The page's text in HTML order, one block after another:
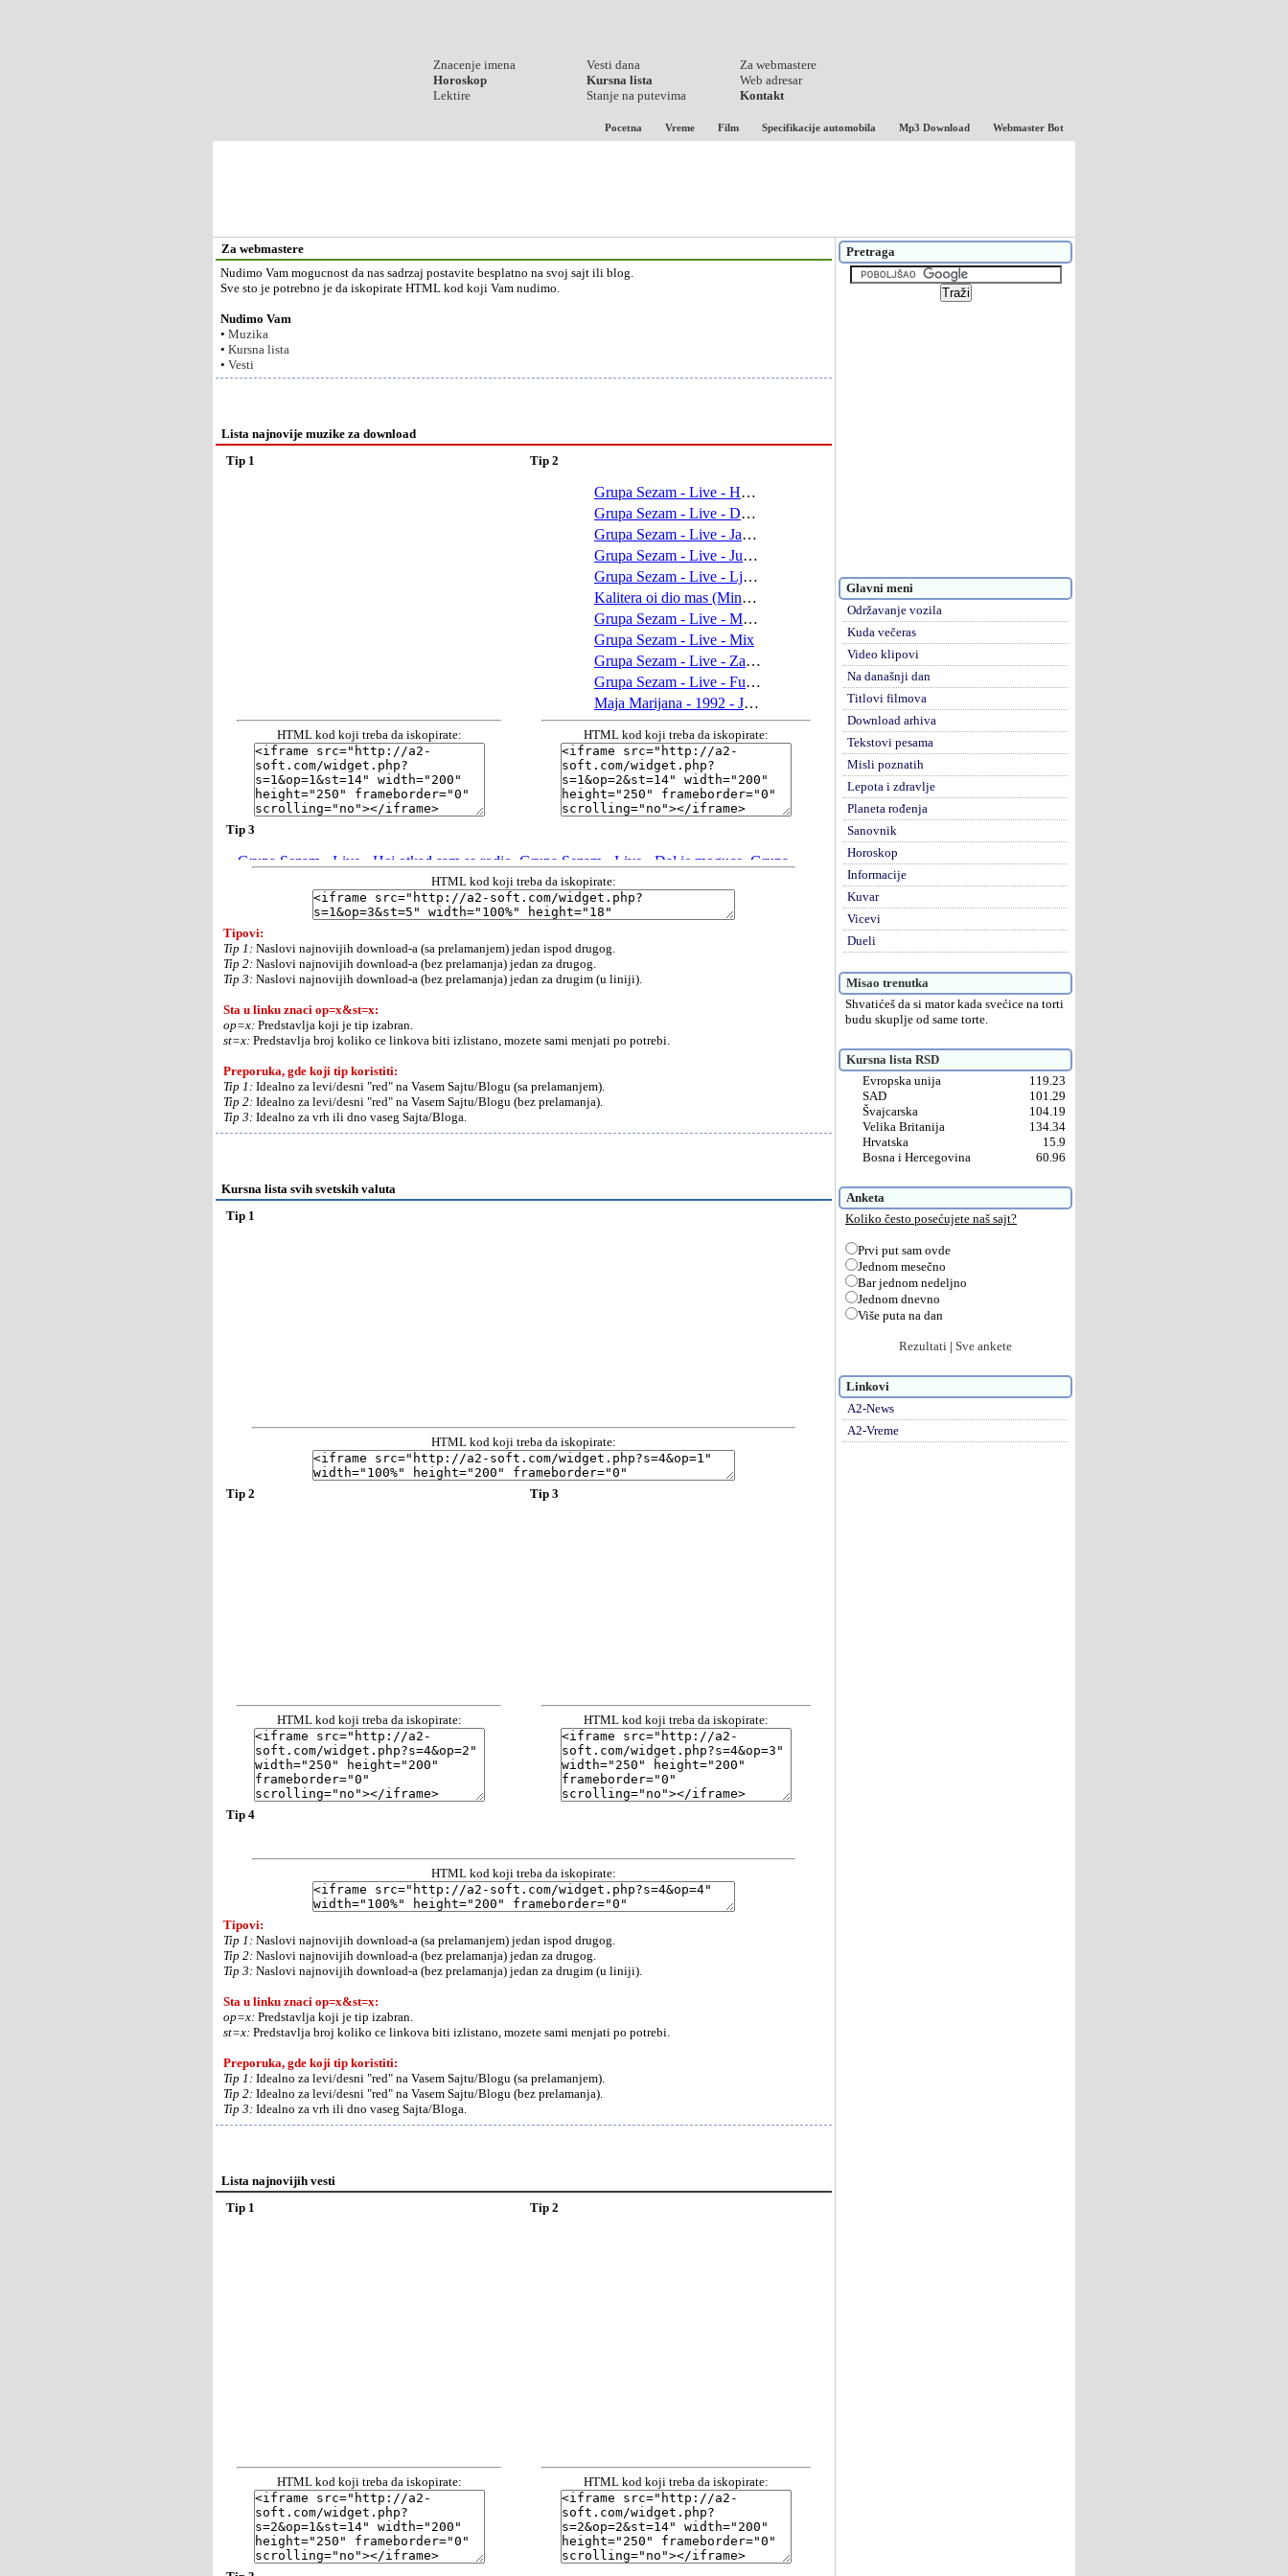
Znacenje imena
Horoskop
Lektire
Vesti dana
Kursna lista
Stanje na putevima
Za webmastere
Web adresar
Kontakt
Pocetna Vreme Film Specifikacije automobila Mp3 Download Webmaster Bot
Za webmastere
Nudimo Vam mogucnost da nas sadrzaj postavite besplatno na svoj sajt ili blog.
Sve sto je potrebno je da iskopirate HTML kod koji Vam nudimo.
Nudimo Vam
• Muzika
• Kursna lista
• Vesti
Lista najnovije muzike za download
Tip 1
HTML kod koji treba da iskopirate:
Tip 2
HTML kod koji treba da iskopirate:
Tip 3
HTML kod koji treba da iskopirate:
Tipovi:
Tip 1: Naslovi najnovijih download-a (sa prelamanjem) jedan ispod drugog.
Tip 2: Naslovi najnovijih download-a (bez prelamanja) jedan za drugog.
Tip 3: Naslovi najnovijih download-a (bez prelamanja) jedan za drugim (u liniji).
Sta u linku znaci op=x&st=x:
op=x: Predstavlja koji je tip izabran.
st=x: Predstavlja broj koliko ce linkova biti izlistano, mozete sami menjati po potrebi.
Preporuka, gde koji tip koristiti:
Tip 1: Idealno za levi/desni "red" na Vasem Sajtu/Blogu (sa prelamanjem).
Tip 2: Idealno za levi/desni "red" na Vasem Sajtu/Blogu (bez prelamanja).
Tip 3: Idealno za vrh ili dno vaseg Sajta/Bloga.
Kursna lista svih svetskih valuta
Tip 1
HTML kod koji treba da iskopirate:
Tip 2
HTML kod koji treba da iskopirate:
Tip 3
HTML kod koji treba da iskopirate:
Tip 4
HTML kod koji treba da iskopirate:
Tipovi:
Tip 1: Naslovi najnovijih download-a (sa prelamanjem) jedan ispod drugog.
Tip 2: Naslovi najnovijih download-a (bez prelamanja) jedan za drugog.
Tip 3: Naslovi najnovijih download-a (bez prelamanja) jedan za drugim (u liniji).
Sta u linku znaci op=x&st=x:
op=x: Predstavlja koji je tip izabran.
st=x: Predstavlja broj koliko ce linkova biti izlistano, mozete sami menjati po potrebi.
Preporuka, gde koji tip koristiti:
Tip 1: Idealno za levi/desni "red" na Vasem Sajtu/Blogu (sa prelamanjem).
Tip 2: Idealno za levi/desni "red" na Vasem Sajtu/Blogu (bez prelamanja).
Tip 3: Idealno za vrh ili dno vaseg Sajta/Bloga.
Lista najnovijih vesti
Tip 1
HTML kod koji treba da iskopirate:
Tip 2
HTML kod koji treba da iskopirate:
Pretraga
Glavni meni
Održavanje vozila
Kuda večeras
Video klipovi
Na današnji dan
Titlovi filmova
Download arhiva
Tekstovi pesama
Misli poznatih
Lepota i zdravlje
Planeta rođenja
Sanovnik
Horoskop
Informacije
Kuvar
Vicevi
Dueli
Misao trenutka
Shvatićeš da si mator kada svećice na torti
budu skuplje od same torte.
Kursna lista RSD
Evropska unija
119.23
SAD
101.29
Švajcarska
104.19
Velika Britanija
134.34
Hrvatska
15.9
Bosna i Hercegovina
60.96
Anketa
Koliko često posećujete naš sajt?
Prvi put sam ovde
Jednom mesečno
Bar jednom nedeljno
Jednom dnevno
Više puta na dan
Rezultati | Sve ankete
Linkovi
A2-News
A2-Vreme